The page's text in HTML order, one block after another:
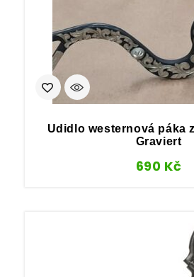
Udidlo westernová páka
Graviert
690 Kč